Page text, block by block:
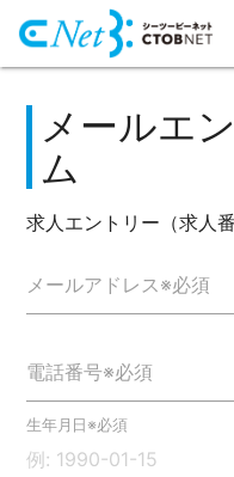
メールエ
ム
求人エントリー（求人
メールアドレス※必須
電話番号※必須
生年月日※必須